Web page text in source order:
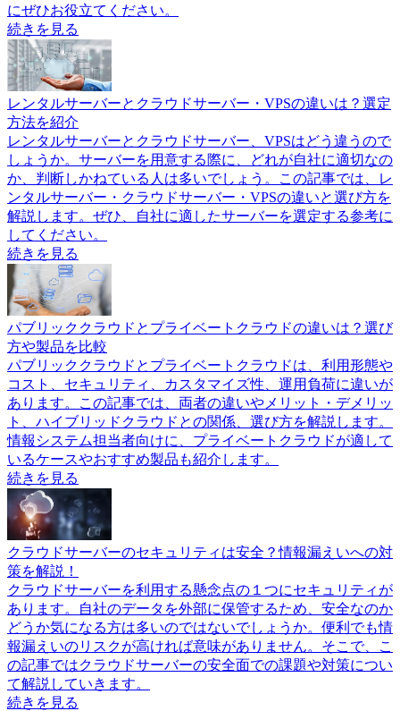
にぜひお役立てください。
続きを見る
レンタルサーバーとクラウドサーバー・VPSの違いは？選定
方法を紹介
レンタルサーバーとクラウドサーバー、VPSはどう違うので
しょうか。サーバーを用意する際に、どれが自社に適切なの
か、判断しかねている人は多いでしょう。この記事では、レ
ンタルサーバー・クラウドサーバー・VPSの違いと選び方を
解説します。ぜひ、自社に適したサーバーを選定する参考に
してください。
続きを見る
パブリッククラウドとプライベートクラウドの違いは？選び
方や製品を比較
パブリッククラウドとプライベートクラウドは、利用形態や
コスト、セキュリティ、カスタマイズ性、運用負荷に違いが
あります。この記事では、両者の違いやメリット・デメリッ
ト、ハイブリッドクラウドとの関係、選び方を解説します。
情報システム担当者向けに、プライベートクラウドが適して
いるケースやおすすめ製品も紹介します。
続きを見る
クラウドサーバーのセキュリティは安全？情報漏えいへの対
策を解説！
クラウドサーバーを利用する懸念点の１つにセキュリティが
あります。自社のデータを外部に保管するため、安全なのか
どうか気になる方は多いのではないでしょうか。便利でも情
報漏えいのリスクが高ければ意味がありません。そこで、こ
の記事ではクラウドサーバーの安全面での課題や対策につい
て解説していきます。
続きを見る